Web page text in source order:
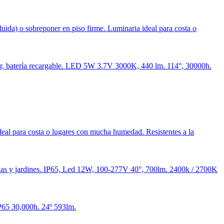
o sobreponer en piso firme. Luminaria ideal para costa o
batería recargable. LED 5W 3.7V 3000K, 440 lm. 114°, 30000h.
para costa o lugares con mucha humedad. Resistentes a la
y jardines. IP65, Led 12W, 100-277V 40°, 700lm. 2400k / 2700K
30,000h. 24º 593lm.